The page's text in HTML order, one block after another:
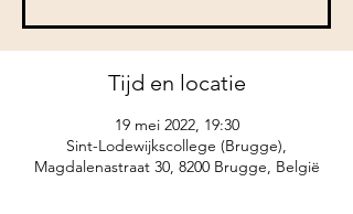
Tijd en locatie
19 mei 2022, 19:30
Sint-Lodewijkscollege (Brugge),
Magdalenastraat 30, 8200 Brugge, België